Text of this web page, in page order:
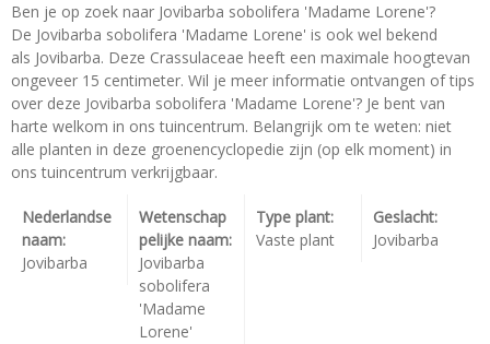
Ben je op zoek naar Jovibarba sobolifera 'Madame Lorene'?
De Jovibarba sobolifera 'Madame Lorene' is ook wel bekend
als Jovibarba. Deze Crassulaceae heeft een maximale hoogtevan
ongeveer 15 centimeter. Wil je meer informatie ontvangen of tips
over deze Jovibarba sobolifera 'Madame Lorene'? Je bent van
harte welkom in ons tuincentrum. Belangrijk om te weten: niet
alle planten in deze groenencyclopedie zijn (op elk moment) in
ons tuincentrum verkrijgbaar.
Nederlandse
naam:
Jovibarba
Wetenschap
pelijke naam:
Jovibarba
sobolifera
'Madame
Lorene'
Type plant:
Vaste plant
Geslacht:
Jovibarba